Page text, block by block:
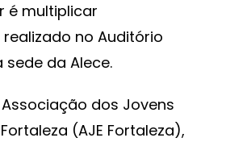
é multiplicar
no Auditório
sede da Alece.
dos Jovens
(AJE Fortaleza),